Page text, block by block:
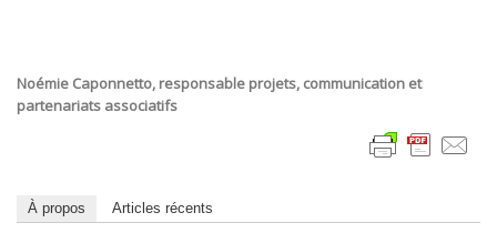
Noémie Caponnetto, responsable projets, communication et
partenariats associatifs
À propos Articles récents